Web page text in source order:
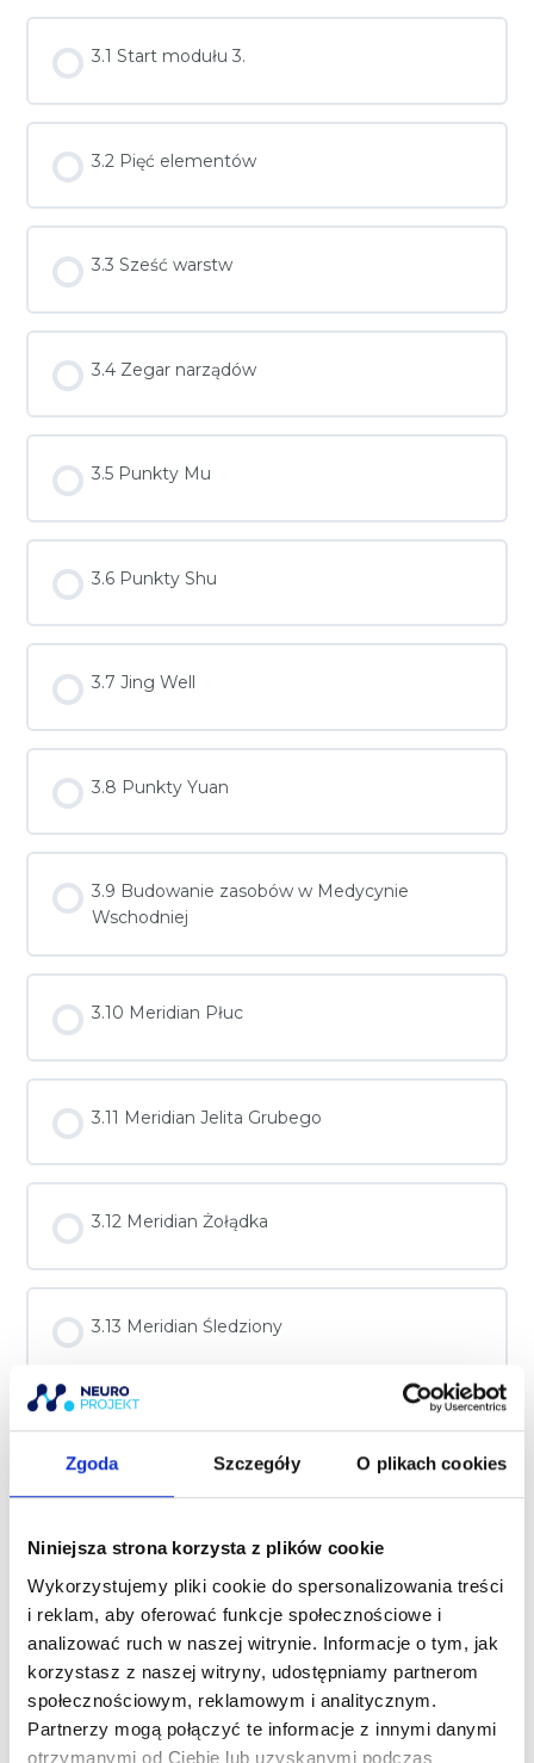
Zgoda Szczegóły O plikach cookies
Niniejsza strona korzysta z plików cookie
Wykorzystujemy pliki cookie do spersonalizowania treści
i reklam, aby oferować funkcje społecznościowe i
analizować ruch w naszej witrynie. Informacje o tym, jak
korzystasz z naszej witryny, udostępniamy partnerom
społecznościowym, reklamowym i analitycznym.
Partnerzy mogą połączyć te informacje z innymi danymi
otrzymanymi od Ciebie lub uzyskanymi podczas
3.1 Start modułu 3.
3.2 Pięć elementów
3.3 Sześć warstw
3.4 Zegar narządów
3.5 Punkty Mu
3.6 Punkty Shu
3.7 Jing Well
3.8 Punkty Yuan
3.9 Budowanie zasobów w Medycynie
Wschodniej
3.10 Meridian Płuc
3.11 Meridian Jelita Grubego
3.12 Meridian Żołądka
3.13 Meridian Śledziony
3.14 Meridian Serca
3.15 Meridian Jelita Cienkiego
3.16 Meridian Pęcherza Moczowego
3.17 Meridian Nerek